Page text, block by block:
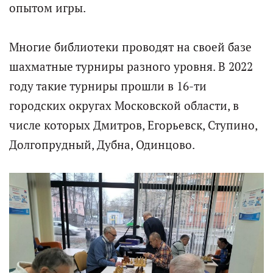
опытом игры.
Многие библиотеки проводят на своей базе
шахматные турниры разного уровня. В 2022
году такие турниры прошли в 16-ти
городских округах Московской области, в
числе которых Дмитров, Егорьевск, Ступино,
Долгопрудный, Дубна, Одинцово.